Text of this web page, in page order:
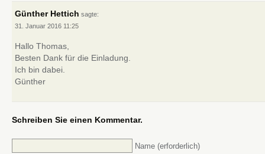
Günther Hettich sagte:
31. Januar 2016 11:25
Hallo Thomas,
Besten Dank für die Einladung.
Ich bin dabei.
Günther
Schreiben Sie einen Kommentar.
Name (erforderlich)